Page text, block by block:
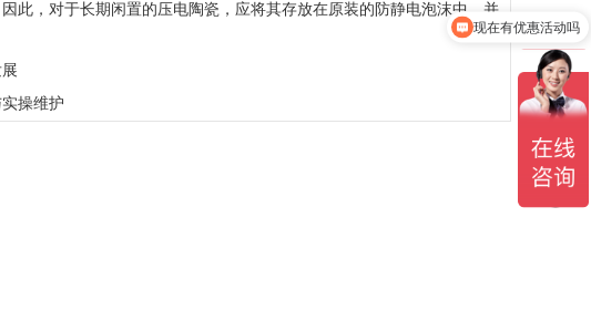
此，对于长期闲置的压电陶瓷，应将其存放在原装的防静电泡沫中，并
操维护
现在有优惠活动吗